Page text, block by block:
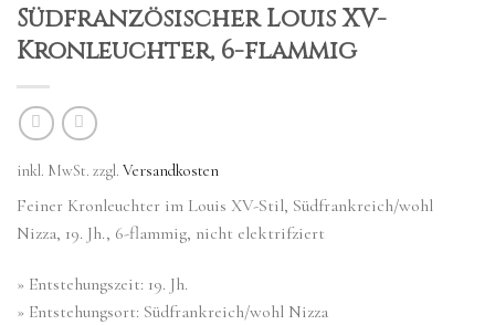
Südfranzösischer Louis XV-
Kronleuchter, 6-flammig
inkl. MwSt. zzgl. Versandkosten
Feiner Kronleuchter im Louis XV-Stil, Südfrankreich/wohl
Nizza, 19. Jh., 6-flammig, nicht elektrifziert
» Entstehungszeit: 19. Jh.
» Entstehungsort: Südfrankreich/wohl Nizza